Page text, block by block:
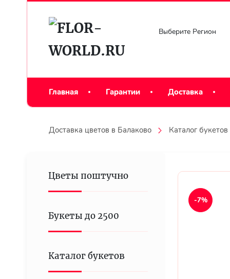
Выберите Регион
Главная Гарантии Доставка
Доставка цветов в Балаково Каталог букетов
Цветы поштучно
Букеты до 2500
Каталог букетов
-7%